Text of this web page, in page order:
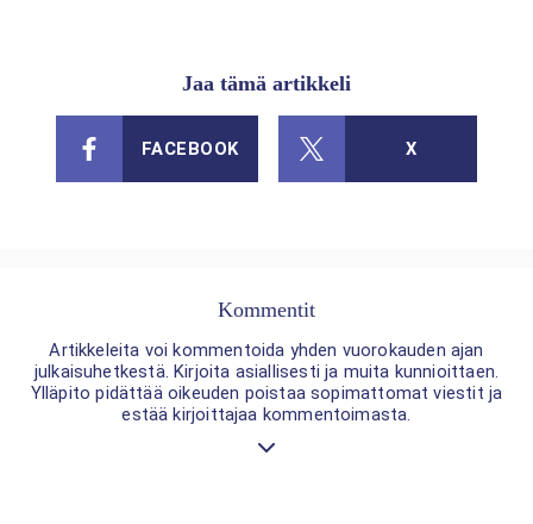
Jaa tämä artikkeli
FACEBOOK X
Kommentit
Artikkeleita voi kommentoida yhden vuorokauden ajan
julkaisuhetkestä. Kirjoita asiallisesti ja muita kunnioittaen.
Ylläpito pidättää oikeuden poistaa sopimattomat viestit ja
estää kirjoittajaa kommentoimasta.